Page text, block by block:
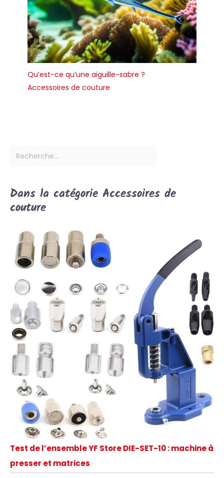
Qu’est-ce qu’une aiguille-sabre ?
Accessoires de couture
Dans la catégorie Accessoires de
couture
Test de l’ensemble YF Store DIE-SET-10 : machine à
presser et matrices